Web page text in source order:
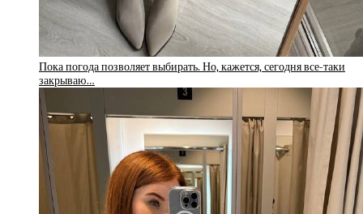
Пока погода позволяет выбирать. Но, кажется, сегодня все-таки
закрываю…